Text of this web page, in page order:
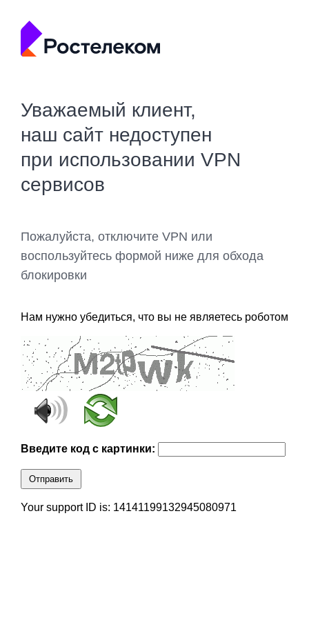
Уважаемый клиент,
наш сайт недоступен
при использовании VPN
сервисов
Пожалуйста, отключите VPN или
воспользуйтесь формой ниже для обхода
блокировки
Нам нужно убедиться, что вы не являетесь роботом
Введите код с картинки:
Отправить
Your support ID is: 14141199132945080971